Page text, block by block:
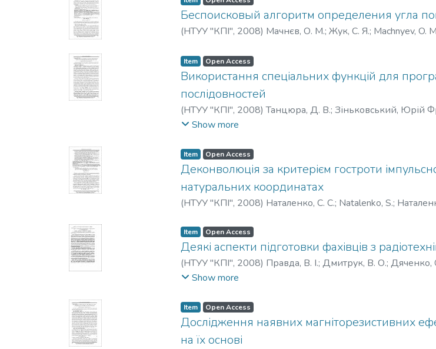
Беспоисковый алгоритм определения угла
(НТУУ "КПІ", 2008) Мачнєв, О. М.; Жук, С. Я.; Machnyev, O.
Item Open Access
Використання спеціальних функцій для
послідовностей
(НТУУ "КПІ", 2008)Танцюра, Д. В.; Зіньковський, Юрій
Д. В.;Зиньковский, Юрий Францевич
Show more
Item Open Access
Деконволюція за критерієм гостроти
натуральних координатах
(НТУУ "КПІ", 2008) Наталенко, С. С.; Natalenko, S.;
Item Open Access
Деякі аспекти підготовки фахівців з
(НТУУ "КПІ", 2008) Правда, В. І.; Дмитрук, В. О.; Дяченко,
Djachenko, S. M.
Show more
Item Open Access
Дослідження наявних магніторезистивних
на їх основі